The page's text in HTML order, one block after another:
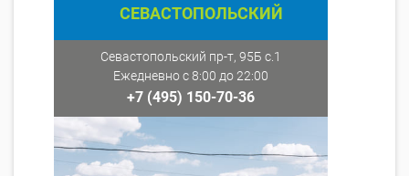
СЕВАСТОПОЛЬСКИЙ
Севастопольский пр-т, 95Б с.1
Ежедневно с 8:00 до 22:00
+7 (495) 150-70-36